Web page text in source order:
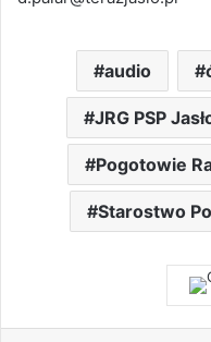
audio
JRG PSP
Pogotowie
Starostwo